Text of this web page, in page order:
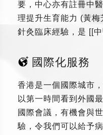
要，中心亦有註冊中
理提升生育能力 (黃
針灸臨床經驗，是 [[
國際化服務
香港是一個國際城市
以第一時間看到外國
國際會議，有機會與
驗，令我們可以給予